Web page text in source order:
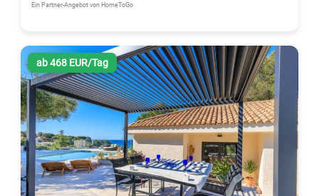
Ein Partner-Angebot von HomeToGo
ab 468 EUR/Tag